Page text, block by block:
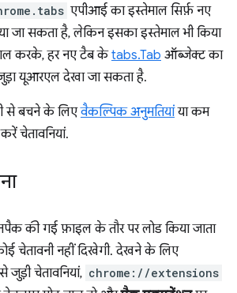
एपीआई का इस्तेमाल सिर्फ़ नए
जा सकता है, लेकिन इसका इस्तेमाल भी किया
करके, हर नए टैब केtabs.Tab ऑब्जेक्ट का
यूआरएल देखा जा सकता है.
से बचने के लिएवैकल्पिक अनुमतियांया कम
चेतावनियां.
की गई फ़ाइल के तौर पर लोड किया जाता
चेतावनी नहीं दिखेगी. देखने के लिए
चेतावनियां, chrome://extensions